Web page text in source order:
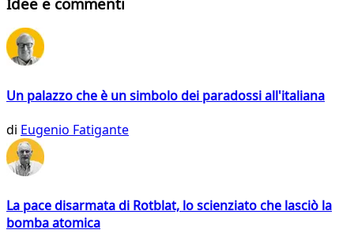
Un palazzo che è un simbolo dei paradossi all'italiana
di Eugenio Fatigante
La pace disarmata di Rotblat, lo scienziato che lasciò la
bomba atomica